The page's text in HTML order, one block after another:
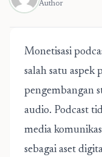
Author
Monetisasi
salah satu aspek
pengembangan
audio. Podcast
media
sebagai aset